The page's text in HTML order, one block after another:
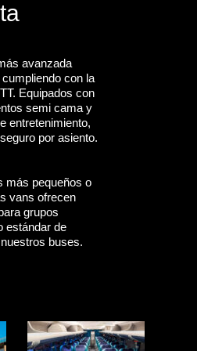
avanzada
con la
Equipados con
semi cama y
entretenimiento,
por asiento.
más pequeños o
vans ofrecen
grupos
estándar de
buses.